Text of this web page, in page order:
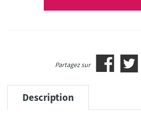
Partagez sur
Description